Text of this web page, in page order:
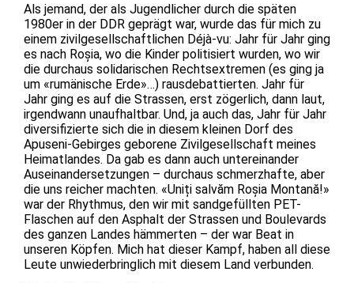
Als jemand, der als Jugendlicher durch die späten
1980er in der DDR geprägt war, wurde das für mich zu
einem zivilgesellschaftlichen Déjà-vu: Jahr für Jahr ging
es nach Roșia, wo die Kinder politisiert wurden, wo wir
die durchaus solidarischen Rechtsextremen (es ging ja
um «rumänische Erde»…) rausdebattierten. Jahr für
Jahr ging es auf die Strassen, erst zögerlich, dann laut,
irgendwann unaufhaltbar. Und, ja auch das, Jahr für Jahr
diversifizierte sich die in diesem kleinen Dorf des
Apuseni-Gebirges geborene Zivilgesellschaft meines
Heimatlandes. Da gab es dann auch untereinander
Auseinandersetzungen – durchaus schmerzhafte, aber
die uns reicher machten. «Uniți salvăm Roșia Montană!»
war der Rhythmus, den wir mit sandgefüllten PET-
Flaschen auf den Asphalt der Strassen und Boulevards
des ganzen Landes hämmerten – der war Beat in
unseren Köpfen. Mich hat dieser Kampf, haben all diese
Leute unwiederbringlich mit diesem Land verbunden.